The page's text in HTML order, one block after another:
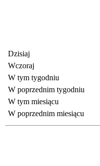
Dzisiaj
Wczoraj
W tym tygodniu
W poprzednim tygodniu
W tym miesiącu
W poprzednim miesiącu